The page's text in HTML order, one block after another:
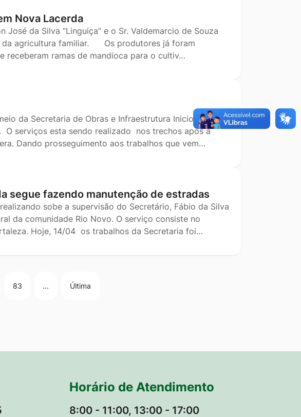
Nova Lacerda
da Silva “Linguiça” e o Sr. Valdemarcio de Souza
da agricultura familiar. Os produtores já foram
receberam ramas de mandioca para o cultiv…
da Secretaria de Obras e Infraestrutura Iniciou o
O serviços esta sendo realizado nos trechos após a
Dando prosseguimento aos trabalhos que vem…
segue fazendo manutenção de estradas
sobe a supervisão do Secretário, Fábio da Silva
da comunidade Rio Novo. O serviço consiste no
Hoje, 14/04 os trabalhos da Secretaria foi…
83 ... Última
Horário de Atendimento
8:00 - 11:00, 13:00 - 17:00